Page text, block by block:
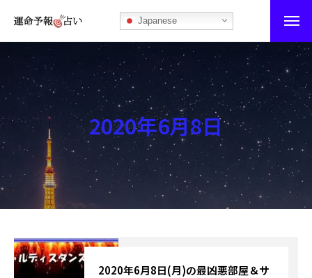
Japanese
運命予報占い
運命予報占いとは
あなたの所属部屋を探そう！
最恐の相性占い
秘伝公開！吉凶カレンダー
ブログ
2020年6月8日
2020年6月8日(月)の最凶悪部屋＆サ